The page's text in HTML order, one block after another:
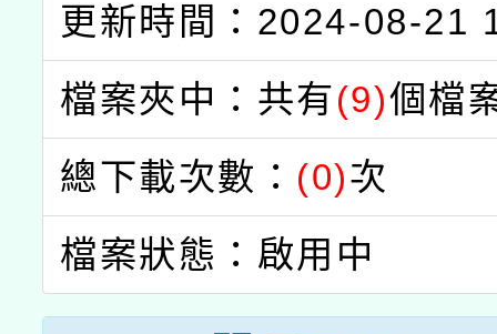
更新時間：2024-08-21
檔案夾中：共有(9)個檔
總下載次數： (0)次
檔案狀態：啟用中